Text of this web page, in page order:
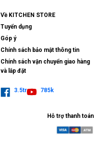
Về KITCHEN STORE
Tuyển dụng
Góp ý
Chính sách bảo mật thông tin
Chính sách vận chuyển giao hàng
và lắp đặt
3.5tr 785k
Hỗ trợ thanh toán